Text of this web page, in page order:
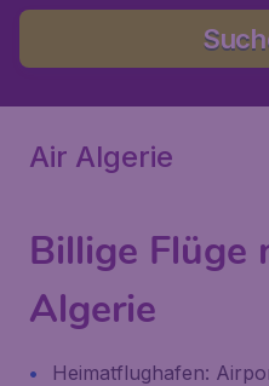
Air Algerie
Billige Flüge
Algerie
Heimatflughafen: